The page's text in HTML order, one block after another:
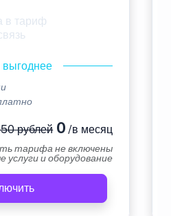
в тариф
выгоднее
рублей0 /в месяц
тарифа не включены
услуги и оборудование